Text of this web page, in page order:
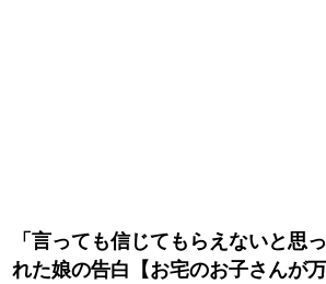
「言っても信じてもらえないと思
れた娘の告白【お宅のお子さんが